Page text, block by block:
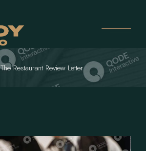
The Restaurant Review Letter